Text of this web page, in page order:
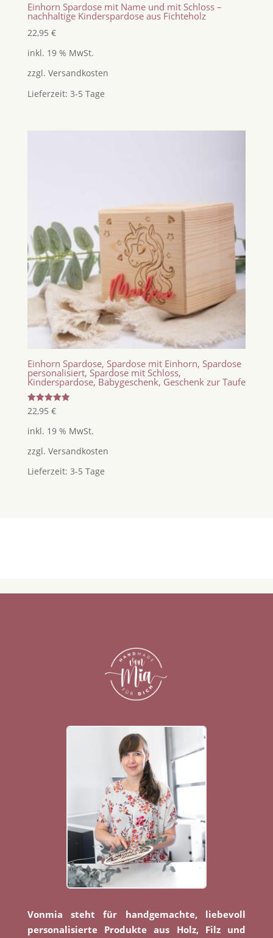
Einhorn Spardose mit Name und mit Schloss –
nachhaltige Kinderspardose aus Fichteholz
22,95 €
inkl. 19 % MwSt.
zzgl. Versandkosten
Lieferzeit: 3-5 Tage
Einhorn Spardose, Spardose mit Einhorn, Spardose
personalisiert, Spardose mit Schloss,
Kinderspardose, Babygeschenk, Geschenk zur Taufe
Bewertet
mit
von 5
22,95 €
inkl. 19 % MwSt.
zzgl. Versandkosten
Lieferzeit: 3-5 Tage
Vonmia steht für handgemachte, liebevoll
personalisierte Produkte aus Holz, Filz und